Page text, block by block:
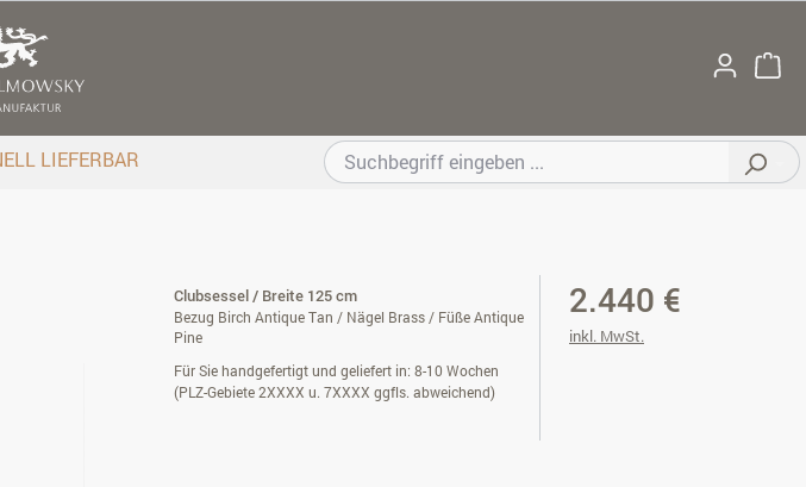
LIEFERBAR
Clubsessel / Breite 125 cm
Bezug Birch Antique Tan / Nägel Brass / Füße Antique
Pine
Für Sie handgefertigt und geliefert in: 8-10 Wochen
(PLZ-Gebiete 2XXXX u. 7XXXX ggfls. abweichend)
2.440 €
inkl. MwSt.